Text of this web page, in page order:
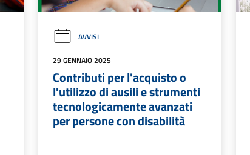
AVVISI
29 GENNAIO 2025
Contributi per l'acquisto o
l'utilizzo di ausili e strumenti
tecnologicamente avanzati
per persone con disabilità